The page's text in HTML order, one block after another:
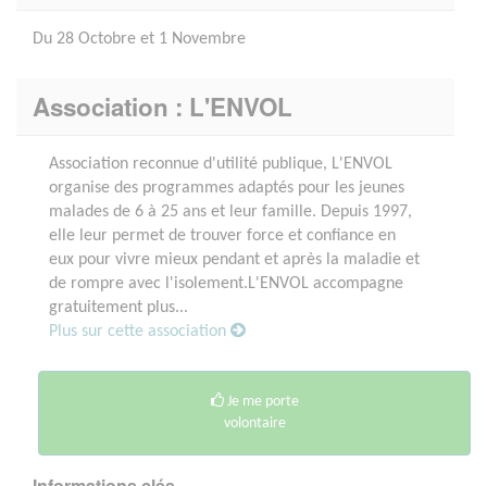
Du 28 Octobre et 1 Novembre
Association : L'ENVOL
Association reconnue d'utilité publique, L'ENVOL
organise des programmes adaptés pour les jeunes
malades de 6 à 25 ans et leur famille. Depuis 1997,
elle leur permet de trouver force et confiance en
eux pour vivre mieux pendant et après la maladie et
de rompre avec l'isolement.L'ENVOL accompagne
gratuitement plus...
Plus sur cette association
Je me porte
volontaire